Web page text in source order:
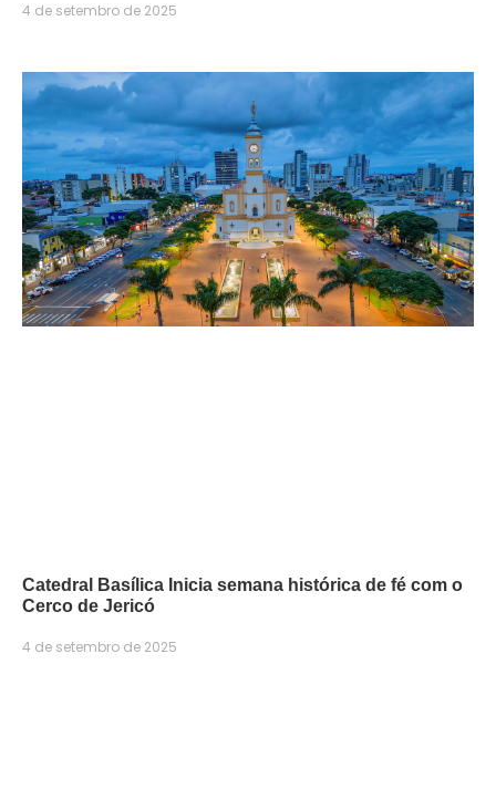
4 de setembro de 2025
Catedral Basílica Inicia semana histórica de fé com o
Cerco de Jericó
4 de setembro de 2025